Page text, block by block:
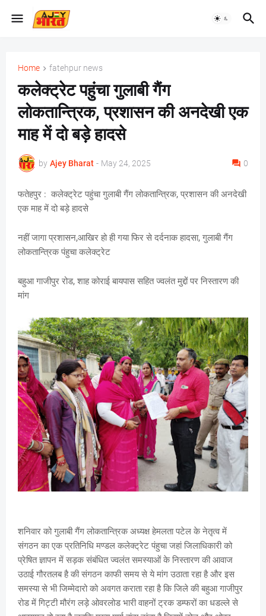
Home fatehpur news
कलेक्ट्रेट पहुंचा गुलाबी गैंग
लोकतान्त्रिक, प्रशासन की अनदेखी एक
माह में दो बड़े हादसे
by Ajey Bharat - May 24, 2025 0
फतेहपुर : कलेक्ट्रेट पहुंचा गुलाबी गैंग लोकतान्त्रिक, प्रशासन की अनदेखी
एक माह में दो बड़े हादसे
नहीं जागा प्रशासन,आखिर हो ही गया फिर से दर्दनाक हादसा, गुलाबी गैंग
लोकतान्त्रिक पंहुचा कलेक्ट्रेट
बहुआ गाजीपुर रोड, शाह कोराई बायपास सहित ज्वलंत मुद्दों पर निस्तारण की
मांग
शनिवार को गुलाबी गैंग लोकतान्त्रिक अध्यक्ष हेमलता पटेल के नेतृत्व में
संगठन का एक प्रतिनिधि मण्डल कलेक्ट्रेट पंहुचा जहां जिलाधिकारी को
प्रेषित ज्ञापन में सड़क संबंधित ज्वलंत समस्याओं के निस्तारण की आवाज
उठाई गौरतलब है की संगठन काफी समय से ये मांग उठाता रहा है और इस
समस्या से भी जिम्मेदारो को अवगत कराता रहा है कि जिले की बहुआ गाजीपुर
रोड में गिट्टी मौरंग लड़े ओवरलोड भारी वाहनों ट्रक डम्फरों का धडल्ले से